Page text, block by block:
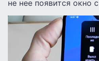
не нее появится окно